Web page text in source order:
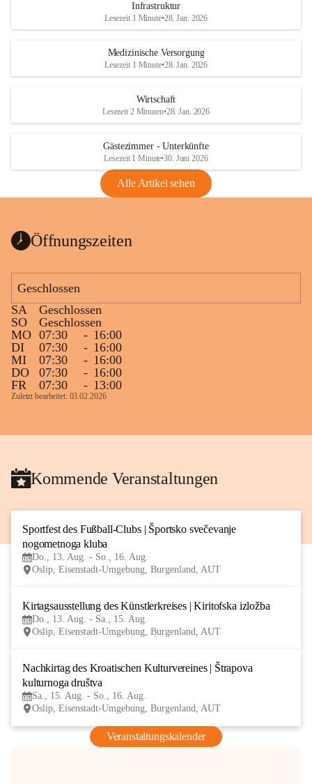
Infrastruktur
Lesezeit 1 Minute•28. Jan. 2026
Medizinische Versorgung
Lesezeit 1 Minute•28. Jan. 2026
Wirtschaft
Lesezeit 2 Minuten•28. Jan. 2026
Gästezimmer - Unterkünfte
Lesezeit 1 Minute•30. Juni 2026
Alle Artikel sehen
Öffnungszeiten
Geschlossen
SA
Geschlossen
SO
Geschlossen
MO 07:30 - 16:00
DI
07:30 - 16:00
MI
07:30 - 16:00
DO
07:30 - 16:00
FR
07:30 - 13:00
Zuletzt bearbeitet: 03.02.2026
Kommende Veranstaltungen
Sportfest des Fußball-Clubs | Športsko svečevanje
nogometnoga kluba
Do., 13. Aug. - So., 16. Aug.
Oslip, Eisenstadt-Umgebung, Burgenland, AUT
Kirtagsausstellung des Künstlerkreises | Kiritofska izložba
Do., 13. Aug. - Sa., 15. Aug.
Oslip, Eisenstadt-Umgebung, Burgenland, AUT
Nachkirtag des Kroatischen Kulturvereines | Štrapova
kulturnoga društva
Sa., 15. Aug. - So., 16. Aug.
Oslip, Eisenstadt-Umgebung, Burgenland, AUT
Veranstaltungskalender